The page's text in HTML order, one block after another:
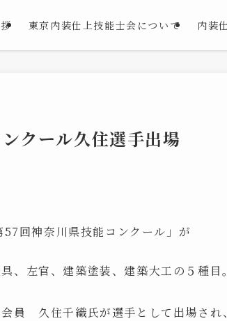
東京内装仕上技能士会について 内装
クール久住選手出場
回神奈川県技能コンクール」が
、左官、建築塗装、建築大工の５種目
員 久住千織氏が選手として出場され